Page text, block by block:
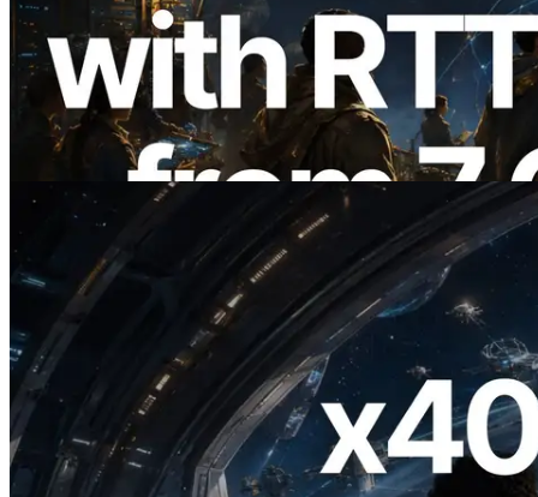
ERPC erweitert Solana Leader Slot API
um Ping-Messung aus 7 globalen
Regionen — Validators Information API
ebenfalls gestartet
2026.07.04